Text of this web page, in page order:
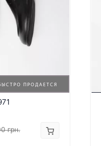
ПРОДАЕТСЯ
грн.